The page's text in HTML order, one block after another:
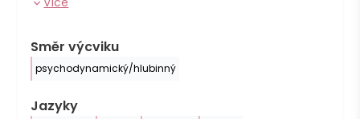
Směr výcviku
psychodynamický/hlubinný
Jazyky